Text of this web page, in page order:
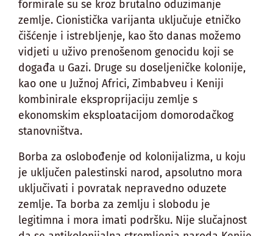
formirale su se kroz brutalno oduzimanje
zemlje. Cionistička varijanta uključuje etničko
čišćenje i istrebljenje, kao što danas možemo
vidjeti u uživo prenošenom genocidu koji se
događa u Gazi. Druge su doseljeničke kolonije,
kao one u Južnoj Africi, Zimbabveu i Keniji
kombinirale eksproprijaciju zemlje s
ekonomskim eksploatacijom domorodačkog
stanovništva.
Borba za oslobođenje od kolonijalizma, u koju
je uključen palestinski narod, apsolutno mora
uključivati i povratak nepravedno oduzete
zemlje. Ta borba za zemlju i slobodu je
legitimna i mora imati podršku. Nije slučajnost